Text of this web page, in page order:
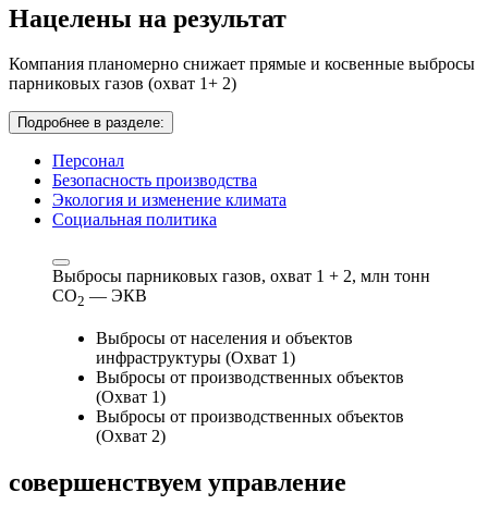
Нацелены на результат
Компания планомерно снижает прямые и косвенные выбросы
парниковых газов (охват 1+ 2)
Подробнее в разделе:
Персонал
Безопасность производства
Экология и изменение климата
Социальная политика
Выбросы парниковых газов, охват 1 + 2, млн тонн
СО2 — ЭКВ
Выбросы от населения и объектов
инфраструктуры (Охват 1)
Выбросы от производственных объектов
(Охват 1)
Выбросы от производственных объектов
(Охват 2)
совершенствуем управление